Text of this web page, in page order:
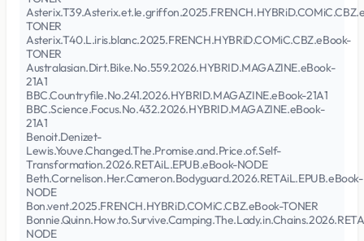
TONER
Asterix.T40.L.iris.blanc.2025.FRENCH.HYBRiD.COMiC.CBZ.eBook-
TONER
Australasian.Dirt.Bike.No.559.2026.HYBRID.MAGAZINE.eBook-
21A1
BBC.Countryfile.No.241.2026.HYBRID.MAGAZINE.eBook-21A1
BBC.Science.Focus.No.432.2026.HYBRID.MAGAZINE.eBook-
21A1
Benoit.Denizet-
Lewis.Youve.Changed.The.Promise.and.Price.of.Self-
Transformation.2026.RETAiL.EPUB.eBook-NODE
Beth.Cornelison.Her.Cameron.Bodyguard.2026.RETAiL.EPUB.eBook-
NODE
Bon.vent.2025.FRENCH.HYBRiD.COMiC.CBZ.eBook-TONER
NODE